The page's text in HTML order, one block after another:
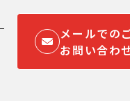
メールでの
お問い合わ